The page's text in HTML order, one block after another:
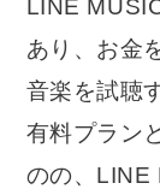
LINE
あり、お金
音楽を試聴
有料プラン
のの、LINE